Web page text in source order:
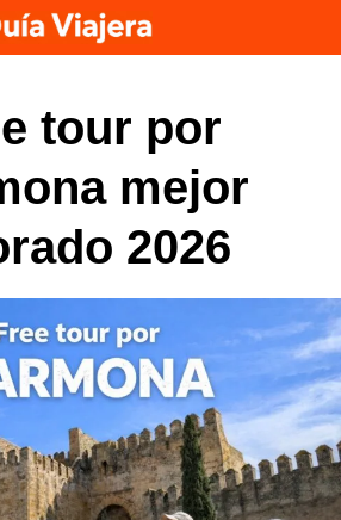
tour por
mejor
2026